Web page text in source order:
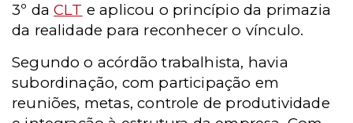
3º daCLT e aplicou o princípio da primazia
da realidade para reconhecer o vínculo.
Segundo o acórdão trabalhista, havia
subordinação, com participação em
reuniões, metas, controle de produtividade